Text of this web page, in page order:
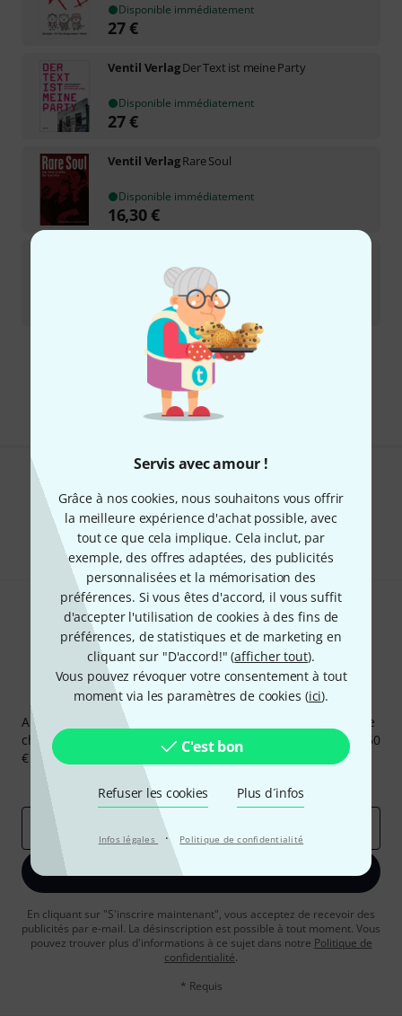
Servis avec amour !
Grâce à nos cookies, nous souhaitons vous offrir
la meilleure expérience d'achat possible, avec
tout ce que cela implique. Cela inclut, par
exemple, des offres adaptées, des publicités
personnalisées et la mémorisation des
préférences. Si vous êtes d'accord, il vous suffit
d'accepter l'utilisation de cookies à des fins de
préférences, de statistiques et de marketing en
cliquant sur "D'accord!" (afficher tout).
Vous pouvez révoquer votre consentement à tout
moment via les paramètres de cookies (ici).
C'est bon
Refuser les cookies Plus d´infos
Infos légales · Politique de confidentialité
Disponible immédiatement
27€
Ventil VerlagDer Text ist meine Party
Disponible immédiatement
27€
Ventil VerlagRare Soul
Disponible immédiatement
16,30€
Disponible immédiatement
€
Envoi gratuit à partir de 69 €
Les prix sont indiqués avec TVA comprise
Aimez-vous ce que vous voyez ?
Partager Aide et commentaires
Newsletters Thomann
Abonnez-vous à la newsletter Thomann et, avec un peu de
chance, gagnez l'un des 50 bons d'achat d'une valeur de 50
€ chacun!
Articles inspirants
S'inscrire maintenant
En cliquant sur "S'inscrire maintenant", vous acceptez de recevoir des
publicités par e-mail. La désinscription est possible à tout moment. Vous
pouvez trouver plus d'informations à ce sujet dans notre Politique de
confidentialité.
* Requis